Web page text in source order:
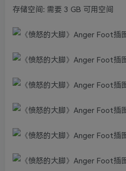
存储空间: 需要 3 GB 可用空间